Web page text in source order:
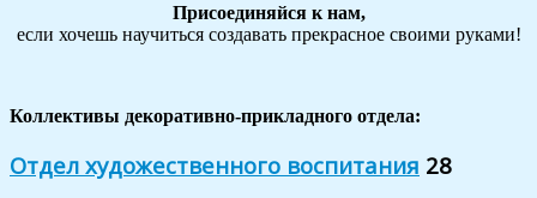
Присоединяйся к нам,
если хочешь научиться создавать прекрасное своими руками!
Коллективы декоративно-прикладного отдела:
Отдел художественного воспитания 28